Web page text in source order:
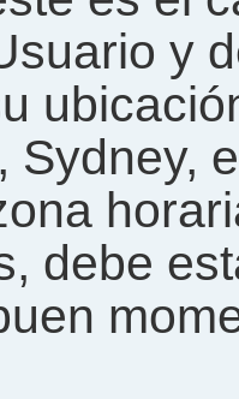
y
Sydney,
debe